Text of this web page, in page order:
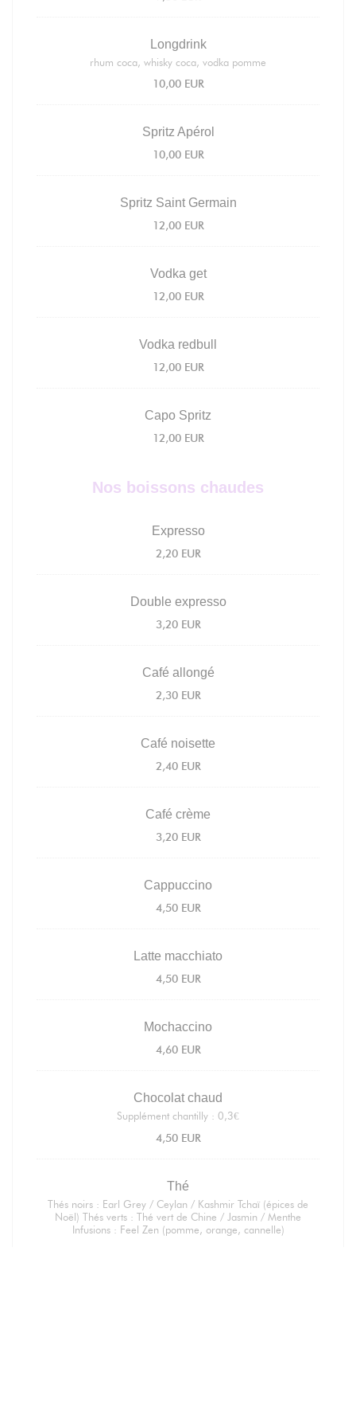
Longdrink
rhum coca, whisky coca, vodka pomme
10,00 EUR
Spritz Apérol
10,00 EUR
Spritz Saint Germain
12,00 EUR
Vodka get
12,00 EUR
Vodka redbull
12,00 EUR
Capo Spritz
12,00 EUR
Nos boissons chaudes
Expresso
2,20 EUR
Double expresso
3,20 EUR
Café allongé
2,30 EUR
Café noisette
2,40 EUR
Café crème
3,20 EUR
Cappuccino
4,50 EUR
Latte macchiato
4,50 EUR
Mochaccino
4,60 EUR
Chocolat chaud
Supplément chantilly : 0,3€
4,50 EUR
Thé
Thés noirs : Earl Grey / Ceylan / Kashmir Tchaï (épices de
Noël) Thés verts : Thé vert de Chine / Jasmin / Menthe
Infusions : Feel Zen (pomme, orange, cannelle)